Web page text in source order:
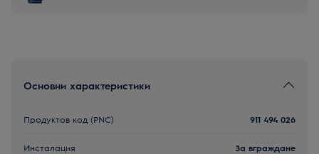
Основни характеристики
Продуктов код (PNC) 911 494 026
Инсталация За вграждане